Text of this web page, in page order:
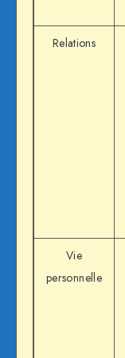
Relations
Vie
personnelle